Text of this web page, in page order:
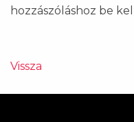
hozzászóláshoz be kell
Vissza